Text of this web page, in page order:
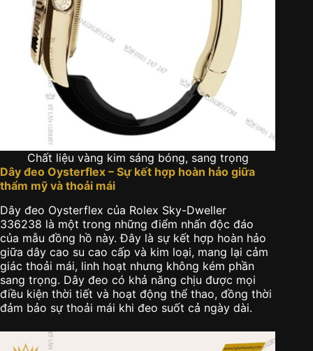
Chất liệu vàng kim sáng bóng, sang trọng
Dây đeo Oysterflex – Sự kết hợp hoàn hảo giữa
thẩm mỹ và thoải mái
Dây đeo Oysterflex của Rolex Sky-Dweller
336238 là một trong những điểm nhấn độc đáo
của mẫu đồng hồ này. Đây là sự kết hợp hoàn hảo
giữa dây cao su cao cấp và kim loại, mang lại cảm
giác thoải mái, linh hoạt nhưng không kém phần
sang trọng. Dây đeo có khả năng chịu được mọi
điều kiện thời tiết và hoạt động thể thao, đồng thời
đảm bảo sự thoải mái khi đeo suốt cả ngày dài.